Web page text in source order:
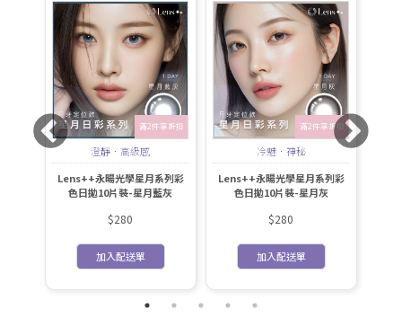
滿2件享折扣
澄靜．高級感
Lens++永暘光學星月系列彩
色日拋10片裝-星月藍灰
$280
加入配送單
滿2件享折扣
冷魅．神秘
Lens++永暘光學星月系列彩
色日拋10片裝-星月灰
$280
加入配送單